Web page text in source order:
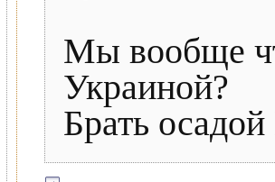
Мы вообще
Украиной?
Брать